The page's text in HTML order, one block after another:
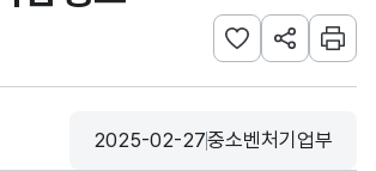
관심사 등록하기
URL 공유하
인쇄
등록일
2025-02-27
수집기관
중소벤처기업부